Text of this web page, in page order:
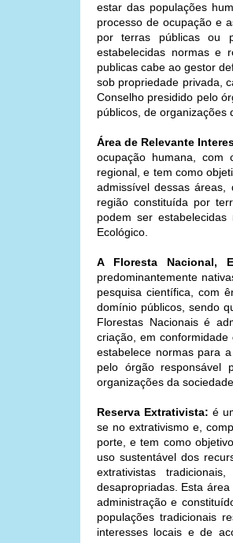
estar das populações
processo de ocupação e
por terras públicas ou
estabelecidas normas e
publicas cabe ao gestor
sob propriedade privada,
Conselho presidido pelo
públicos, de organizações
Área de Relevante
ocupação humana, com
regional, e tem como
admissível dessas
região constituída por
podem ser
Ecológico.
A Floresta Nacional,
predominantemente
pesquisa científica, com
domínio públicos, sendo
Florestas Nacionais é
criação, em
estabelece normas para
pelo órgão responsável
organizações da
Reserva Extrativista: é
se no extrativismo e,
porte, e tem como
uso sustentável dos
extrativistas
desapropriadas. Esta
administração e
populações tradicionais
interesses locais e de